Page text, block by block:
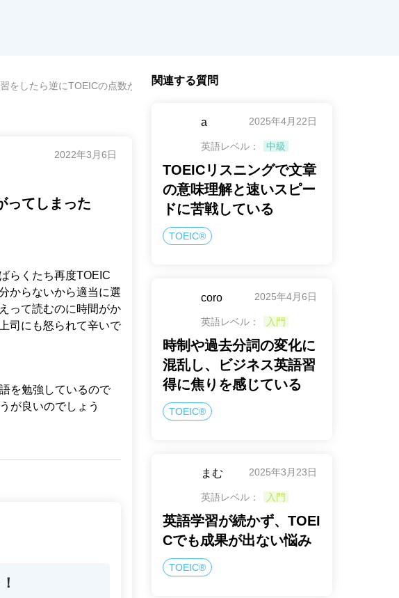
をしたら逆にTOEICの点数が下がってしまった
2022年3月6日
ってしまった
らくたち再度TOEIC
からないから適当に選
って読むのに時間がか
司にも怒られて辛いで
を勉強しているので
が良いのでしょう
関連する質問
a 2025年4月22日
英語レベル： 中級
TOEICリスニングで文章
の意味理解と速いスピー
ドに苦戦している
TOEIC®
coro 2025年4月6日
英語レベル： 入門
時制や過去分詞の変化に
混乱し、ビジネス英語習
得に焦りを感じている
TOEIC®
まむ 2025年3月23日
英語レベル： 入門
英語学習が続かず、TOEI
Cでも成果が出ない悩み
TOEIC®